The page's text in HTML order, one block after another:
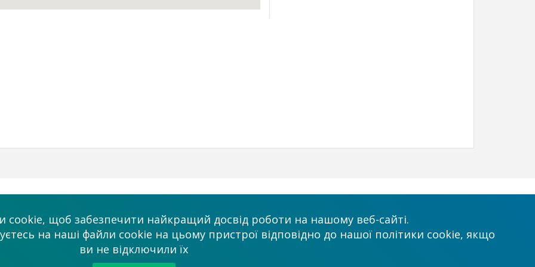
Платні послуги
Співробітництво
admin@allmaster.com.ua
cookie, щоб забезпечити найкращий досвід роботи на нашому веб-сайті.
на наші файли cookie на цьому пристрої відповідно до нашої політики cookie, якщо
ви не відключили їх